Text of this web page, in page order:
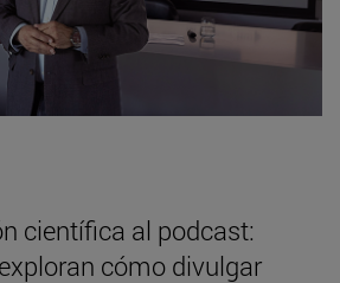
científica al podcast:
cómo divulgar